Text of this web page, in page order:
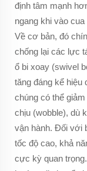
định tâm mạnh
ngang khi vào
Về cơ bản, đó
chống lại các lực
ổ bi xoay (swivel
tăng đáng kể hiệu
chúng có thể
chịu (wobble), dù
vận hành. Đối với
tốc độ cao, khả
cực kỳ quan